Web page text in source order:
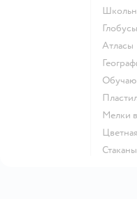
Глобусы
Атласы
Мелки